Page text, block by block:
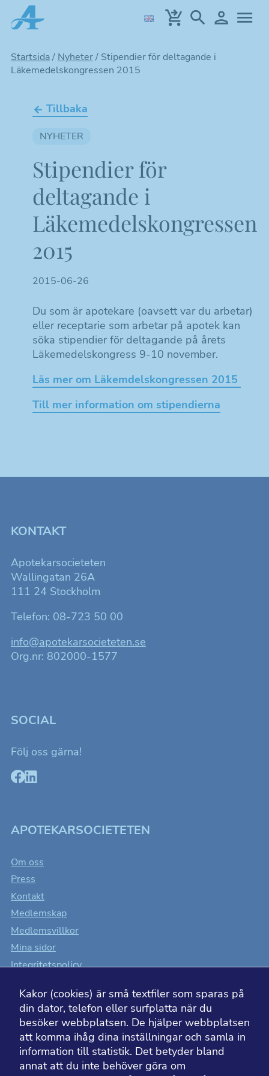
Hoppa
till
Startsida/ Nyheter/ Stipendier för deltagande i
Läkemedelskongressen 2015
Tillbaka
NYHETER
Stipendier för
deltagande i
Läkemedelskongressen
2015
2015-06-26
Du som är apotekare (oavsett var du arbetar)
eller receptarie som arbetar på apotek kan
söka stipendier för deltagande på årets
Läkemedelskongress 9-10 november.
Läs mer om Läkemdelskongressen 2015
Till mer information om stipendierna
KONTAKT
Apotekarsocieteten
Wallingatan 26A
111 24 Stockholm
Telefon: 08-723 50 00
info@apotekarsocieteten.se
Org.nr: 802000-1577
SOCIAL
Följ oss gärna!
APOTEKARSOCIETETEN
Om oss
Press
Kontakt
Medlemskap
Medlemsvillkor
Mina sidor
Integritetspolicy
Tillgänglighet
BESÖK ÄVEN
Kakor (cookies) är små textfiler som sparas på
din dator, telefon eller surfplatta när du
besöker webbplatsen. De hjälper webbplatsen
att komma ihåg dina inställningar och samla in
information till statistik. Det betyder bland
annat att du inte behöver göra om